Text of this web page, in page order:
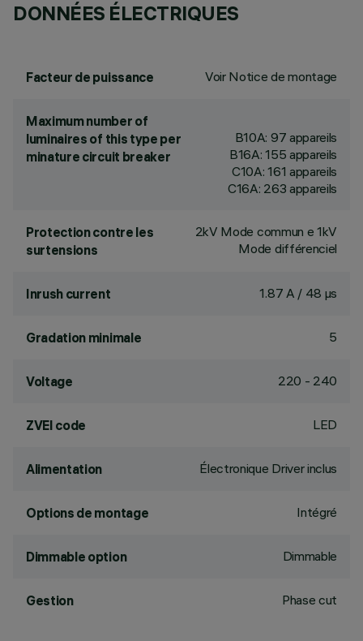
DONNÉES ÉLECTRIQUES
Facteur de puissance Voir Notice de montage
Maximum number of
luminaires of this type per
minature circuit breaker
B10A: 97 appareils
B16A: 155 appareils
C10A: 161 appareils
C16A: 263 appareils
Protection contre les
surtensions
2kV Mode commun e 1kV
Mode différenciel
Inrush current 1.87 A / 48 µs
Gradation minimale 5
Voltage 220 - 240
ZVEI code LED
Alimentation Électronique Driver inclus
Options de montage Intégré
Dimmable option Dimmable
Gestion Phase cut